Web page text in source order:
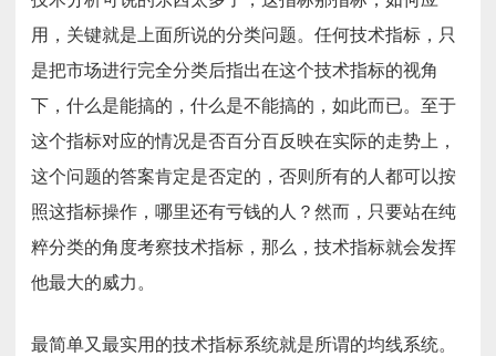
用，关键就是上面所说的分类问题。任何技术指标，只
是把市场进行完全分类后指出在这个技术指标的视角
下，什么是能搞的，什么是不能搞的，如此而已。至于
这个指标对应的情况是否百分百反映在实际的走势上，
这个问题的答案肯定是否定的，否则所有的人都可以按
照这指标操作，哪里还有亏钱的人？然而，只要站在纯
粹分类的角度考察技术指标，那么，技术指标就会发挥
他最大的威力。
最简单又最实用的技术指标系统就是所谓的均线系统。